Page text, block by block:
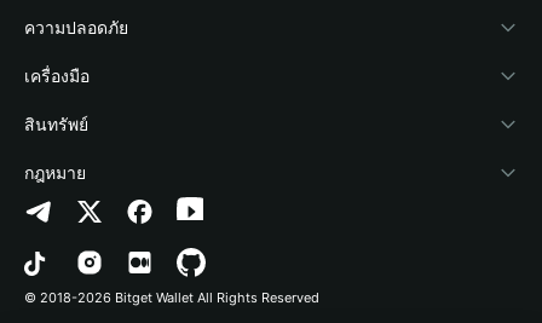
Academy
ข่าวสารด้านคริปโต
ศูนย์ช่วยเหลือ
ติดต่อเรา
ทรัพยากรข้อมูลของแบรนด์
อาชีพ
Stablecoin Earn
Payfi Crypto
Crypto Swap API
Altcoin Season Index
Prediction Markets
DApp
นักพัฒนา
เชื่อมต่อ Wallet
Bitget Wallet Pay
ลิสต์โปรเจกต์
ความปลอดภัย
Protection Fund
เทคโนโลยีความปลอดภัย
เครื่องมือ
ซื้อคริปโต
การตรวจจับการอนุญาต
การตรวจจับสัญญา
การโอนเป็นชุด
สินทรัพย์
Arbitrum
Avalanche
Bitcoin
กฎหมาย
นโยบายความเป็นส่วนตัว
ข้อตกลงในการใช้บริการ
© 2018-2026 Bitget Wallet All Rights Reserved